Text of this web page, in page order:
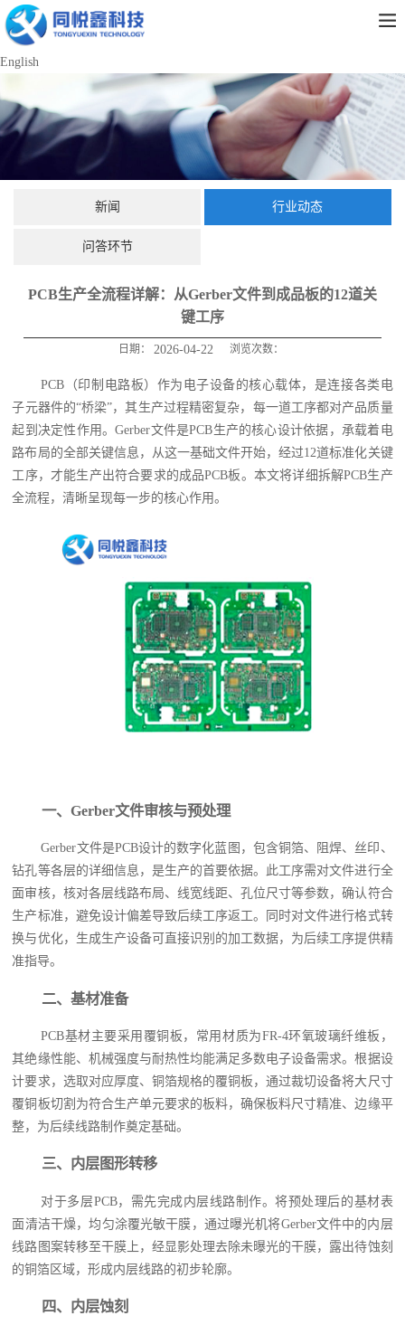
English
新闻 行业动态
问答环节
PCB生产全流程详解：从Gerber文件到成品板的12道关
键工序
日期： 2026-04-22 浏览次数：
PCB（印制电路板）作为电子设备的核心载体，是连接各类电
子元器件的“桥梁”，其生产过程精密复杂，每一道工序都对产品质量
起到决定性作用。Gerber文件是PCB生产的核心设计依据，承载着电
路布局的全部关键信息，从这一基础文件开始，经过12道标准化关键
工序，才能生产出符合要求的成品PCB板。本文将详细拆解PCB生产
全流程，清晰呈现每一步的核心作用。
一、Gerber文件审核与预处理
Gerber文件是PCB设计的数字化蓝图，包含铜箔、阻焊、丝印、
钻孔等各层的详细信息，是生产的首要依据。此工序需对文件进行全
面审核，核对各层线路布局、线宽线距、孔位尺寸等参数，确认符合
生产标准，避免设计偏差导致后续工序返工。同时对文件进行格式转
换与优化，生成生产设备可直接识别的加工数据，为后续工序提供精
准指导。
二、基材准备
PCB基材主要采用覆铜板，常用材质为FR-4环氧玻璃纤维板，
其绝缘性能、机械强度与耐热性均能满足多数电子设备需求。根据设
计要求，选取对应厚度、铜箔规格的覆铜板，通过裁切设备将大尺寸
覆铜板切割为符合生产单元要求的板料，确保板料尺寸精准、边缘平
整，为后续线路制作奠定基础。
三、内层图形转移
对于多层PCB，需先完成内层线路制作。将预处理后的基材表
面清洁干燥，均匀涂覆光敏干膜，通过曝光机将Gerber文件中的内层
线路图案转移至干膜上，经显影处理去除未曝光的干膜，露出待蚀刻
的铜箔区域，形成内层线路的初步轮廓。
四、内层蚀刻